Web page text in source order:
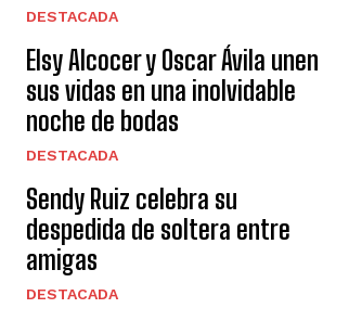
DESTACADA
Elsy Alcocer y Oscar Ávila unen
sus vidas en una inolvidable
noche de bodas
DESTACADA
Sendy Ruiz celebra su
despedida de soltera entre
amigas
DESTACADA